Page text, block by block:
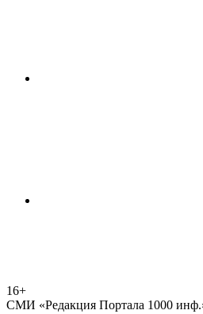
16+
СМИ «Редакция Портала 1000